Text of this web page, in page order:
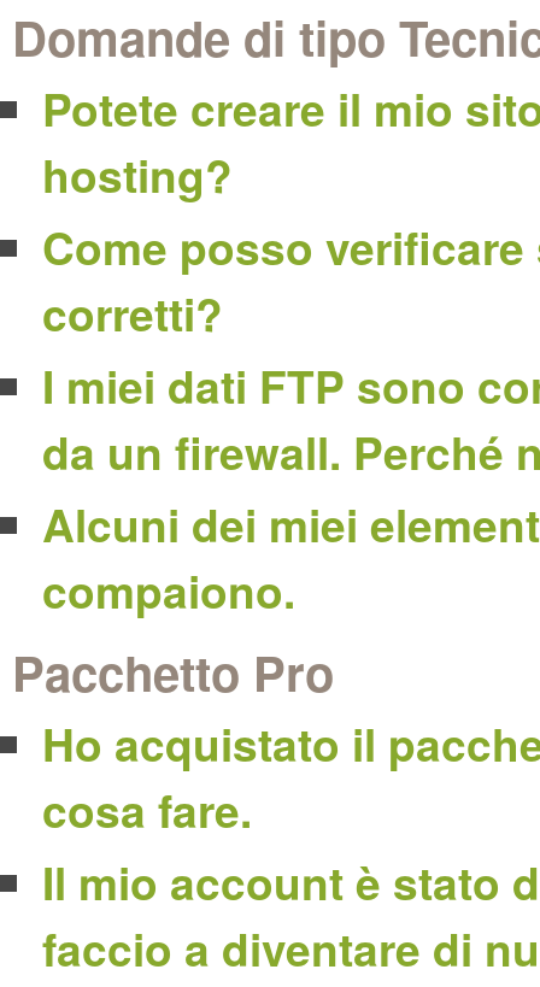
Domande di tipo
Potete creare il mio
hosting?
Come posso
corretti?
I miei dati FTP sono
da un firewall. Perché
Alcuni dei miei
compaiono.
Pacchetto Pro
Ho acquistato il
cosa fare.
Il mio account è stato
faccio a diventare di